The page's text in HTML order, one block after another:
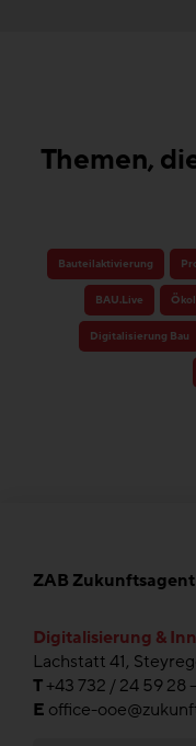
Themen,
Bauteilaktivierung
BAU.Live
Digitalisierung Bau
ZAB
Digitalisierung &
Lachstatt 41,
T+43 732 / 24 59 28
E office-